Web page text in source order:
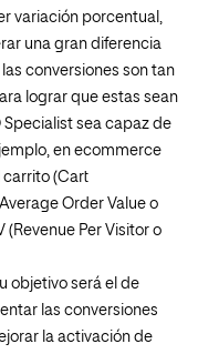
variación porcentual,
una gran diferencia
conversiones son tan
lograr que estas sean
Specialist sea capaz de
en ecommerce
(Cart
Order Value o
(Revenue Per Visitor o
objetivo será el de
las conversiones
la activación de